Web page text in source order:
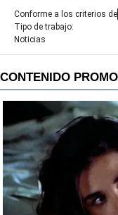
Conforme a los criterios de
Tipo de trabajo:
Noticias